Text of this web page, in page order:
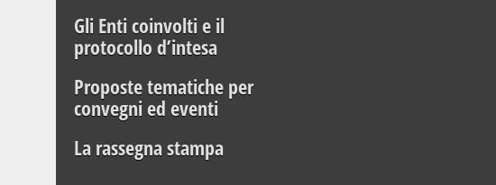
Gli Enti coinvolti e il
protocollo d’intesa
Proposte tematiche per
convegni ed eventi
La rassegna stampa